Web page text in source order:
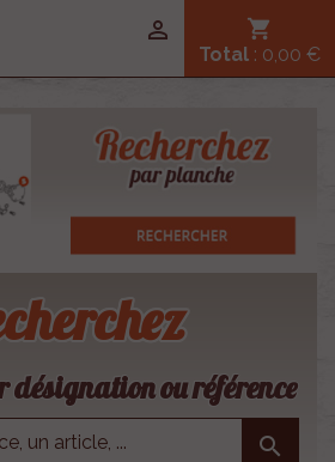
shopping_cart
Total : 0,00 €

ou référence
